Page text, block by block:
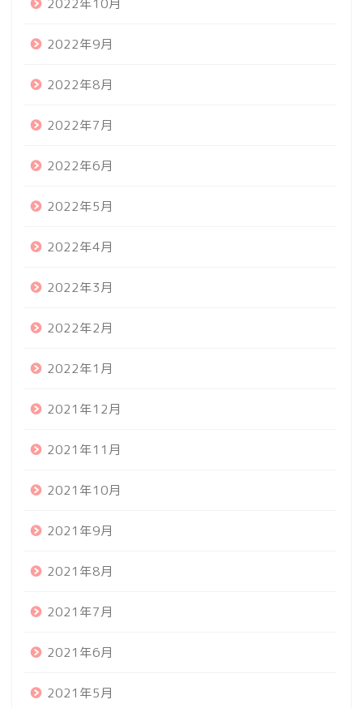
2022年10月
2022年9月
2022年8月
2022年7月
2022年6月
2022年5月
2022年4月
2022年3月
2022年2月
2022年1月
2021年12月
2021年11月
2021年10月
2021年9月
2021年8月
2021年7月
2021年6月
2021年5月